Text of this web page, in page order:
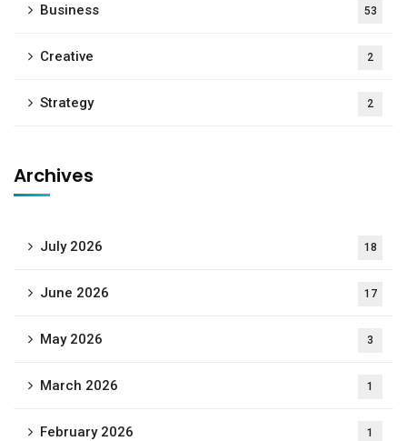
Business 53
Creative 2
Strategy 2
Archives
July 2026 18
June 2026 17
May 2026 3
March 2026 1
February 2026 1